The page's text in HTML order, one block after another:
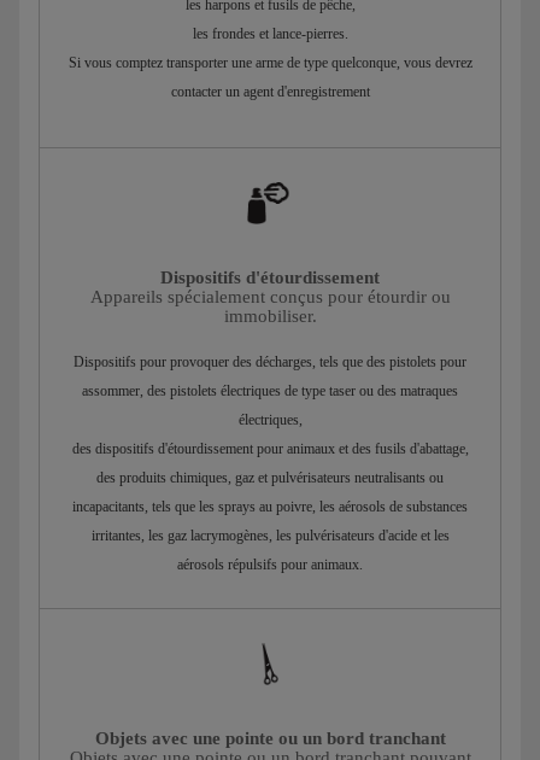
les harpons et fusils de pêche,
les frondes et lance-pierres.
Si vous comptez transporter une arme de type quelconque, vous devrez
contacter un agent d'enregistrement
Dispositifs d'étourdissement
Appareils spécialement conçus pour étourdir ou
immobiliser.
Dispositifs pour provoquer des décharges, tels que des pistolets pour
assommer, des pistolets électriques de type taser ou des matraques
électriques,
des dispositifs d'étourdissement pour animaux et des fusils d'abattage,
des produits chimiques, gaz et pulvérisateurs neutralisants ou
incapacitants, tels que les sprays au poivre, les aérosols de substances
irritantes, les gaz lacrymogènes, les pulvérisateurs d'acide et les
aérosols répulsifs pour animaux.
Objets avec une pointe ou un bord tranchant